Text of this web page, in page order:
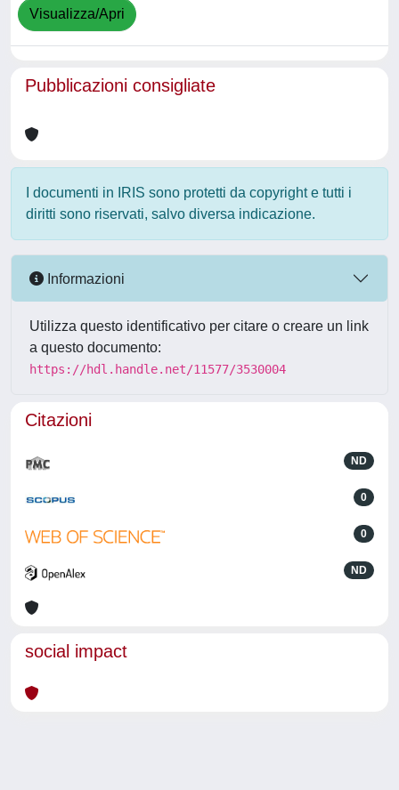
Visualizza/Apri
Pubblicazioni consigliate
I documenti in IRIS sono protetti da copyright e tutti i
diritti sono riservati, salvo diversa indicazione.
Informazioni
Utilizza questo identificativo per citare o creare un link
a questo documento:
https://hdl.handle.net/11577/3530004
Citazioni
ND
0
0
ND
social impact